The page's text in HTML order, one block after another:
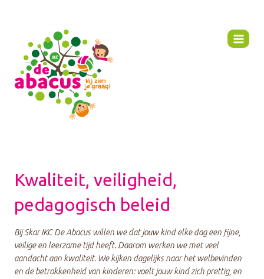
Kwaliteit, veiligheid,
pedagogisch beleid
Bij Skar IKC De Abacus willen we dat jouw kind elke dag een fijne,
veilige en leerzame tijd heeft. Daarom werken we met veel
aandacht aan kwaliteit. We kijken dagelijks naar het welbevinden
en de betrokkenheid van kinderen: voelt jouw kind zich prettig, en